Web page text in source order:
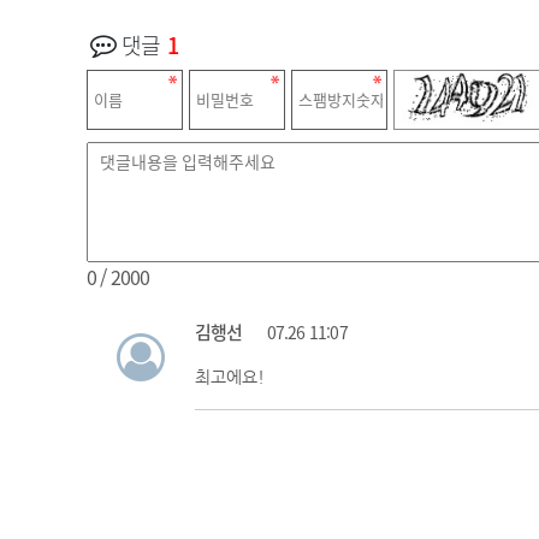
댓글 1
0/ 2000
김행선 07.26 11:07
최고에요!